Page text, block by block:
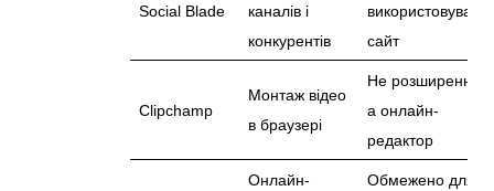
Social Blade
каналів і
конкурентів
використовувати
сайт
Clipchamp
Монтаж відео
в браузері
Не розширення,
а онлайн-
редактор
Онлайн-
Обмежено для